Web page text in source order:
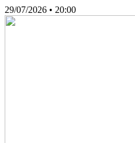
29/07/2026 • 20:00